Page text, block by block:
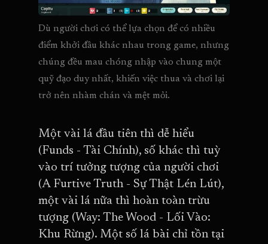
Dù người chơi có thể lựa chọn để có nhiều
điểm khởi đầu khác nhau trong game, nhưng
chúng đều mau chóng nhập vào chung một
quỹ đạo duy nhất, khiến việc thua và chơi lại
trở nên nhàm chán và mệt mỏi.
Một vài lá đầu tiên thì dễ hiểu
(Funds - Tài Chính), số khác thì tuỳ
vào trí tưởng tượng của người chơi
(A Furtive Truth - Sự Thật Lén Lút),
một vài lá nữa thì hoàn toàn trừu
tượng (Way: The Wood - Lối Vào:
Khu Rừng). Một số lá bài chỉ tồn tại